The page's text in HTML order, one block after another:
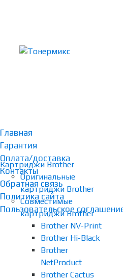
Главная
Гарантия
Оплата/доставка
Контакты
Обратная связь
Политика сайта
Пользовательское
Картриджи Brother
Оригинальные
картриджи Brother
Совместимые
картриджи Brother
Brother NV-Print
Brother Hi-Black
Brother
NetProduct
Brother Cactus